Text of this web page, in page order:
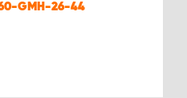
GMH-26-44